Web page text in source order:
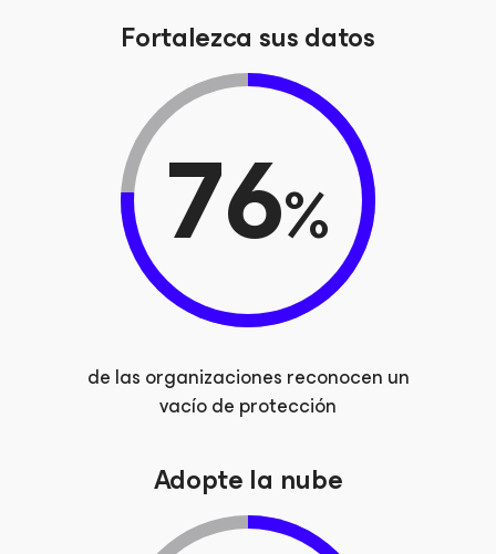
Fortalezca sus datos
76%
de las organizaciones reconocen un
vacío de protección
Adopte la nube